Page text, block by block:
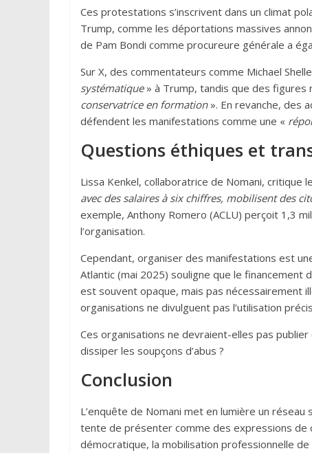
Ces protestations s’inscrivent dans un climat
Trump, comme les déportations massives
de Pam Bondi comme procureure générale a
Sur X, des commentateurs comme Michael
systématique» à Trump, tandis que des figures
conservatrice en formation». En revanche, des
défendent les manifestations comme une «
Questions éthiques et
Lissa Kenkel, collaboratrice de Nomani, critique
avec des salaires à six chiffres, mobilisent des
exemple, Anthony Romero (ACLU) perçoit 1,3
l’organisation.
Cependant, organiser des manifestations est
Atlantic (mai 2025) souligne que le financement
est souvent opaque, mais pas nécessairement
organisations ne divulguent pas l’utilisation
Ces organisations ne devraient-elles pas
dissiper les soupçons d’abus ?
Conclusion
L’enquête de Nomani met en lumière un
tente de présenter comme des expressions de
démocratique, la mobilisation professionnelle